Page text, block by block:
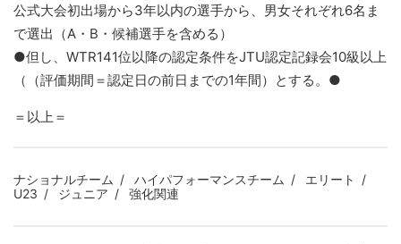
公式大会初出場から3年以内の選手から、男女それぞれ6名ま
で選出（A・B・候補選手を含める）
●但し、WTR141位以降の認定条件をJTU認定記録会10級以上
（（評価期間＝認定日の前日までの1年間）とする。●
＝以上＝
ナショナルチーム ハイパフォーマンスチーム
エリート
U23
ジュニア 強化関連